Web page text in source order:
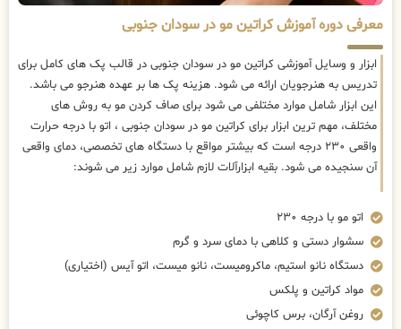
معرفی دوره آموزش کراتین مو در سودان جنوبی
ابزار و وسایل آموزشی کراتین مو در سودان جنوبی در قالب پک های کامل برای
تدریس به هنرجویان ارائه می شود. هزینه پک ها بر عهده هنرجو می باشد.
این ابزار شامل موارد مختلفی می شود برای صاف کردن مو به روش های
مختلف، مهم ترین ابزار برای کراتین مو در سودان جنوبی ، اتو با درجه حرارت
واقعی ۲۳۰ درجه است که بیشتر مواقع با دستگاه های تخصصی، دمای واقعی
آن سنجیده می شود. بقیه ابزارآلات لازم شامل موارد زیر می شوند:
اتو مو با درجه ۲۳۰
سشوار دستی و کلاهی با دمای سرد و گرم
دستگاه نانو استیم، ماکرومیست، نانو میست، اتو آیس (اختیاری)
مواد کراتین و پلکس
روغن آرگان، برس کاچوئی